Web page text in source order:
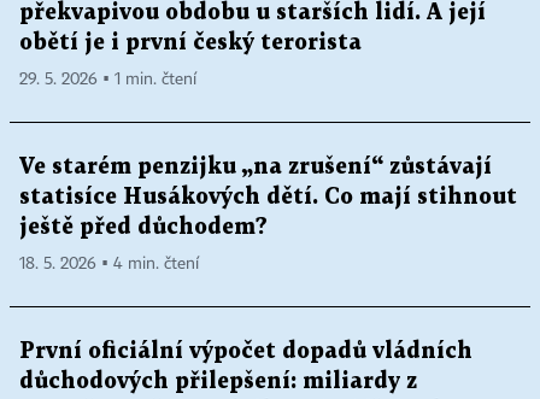
překvapivou obdobu u starších lidí. A její
obětí je i první český terorista
29. 5. 2026 ▪ 1 min. čtení
Ve starém penzijku „na zrušení“ zůstávají
statisíce Husákových dětí. Co mají stihnout
ještě před důchodem?
18. 5. 2026 ▪ 4 min. čtení
První oficiální výpočet dopadů vládních
důchodových přilepšení: miliardy z